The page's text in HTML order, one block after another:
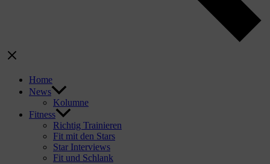
Home
News
Kolumne
Fitness
Richtig Trainieren
Fit mit den Stars
Star Interviews
Fit und Schlank